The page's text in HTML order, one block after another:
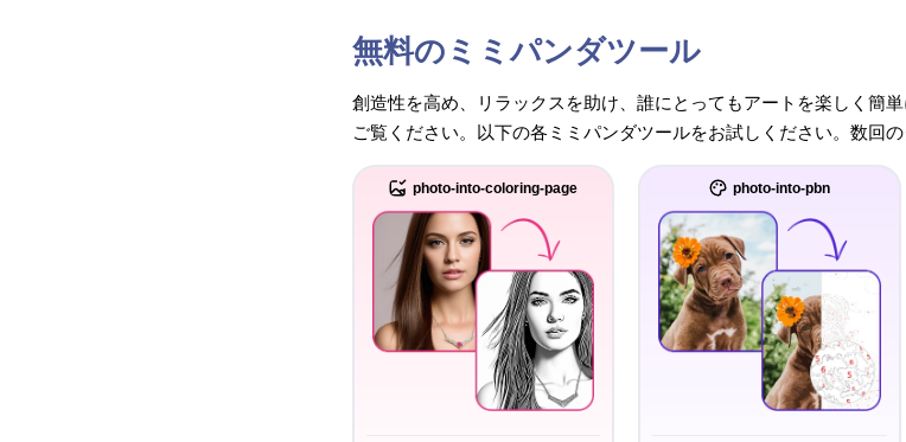
無料のミミパンダツール
創造性を高め、リラックスを助け、誰にとってもアートを楽しく簡
ご覧ください。以下の各ミミパンダツールをお試しください。数回
photo-into-coloring-page photo-into-pbn